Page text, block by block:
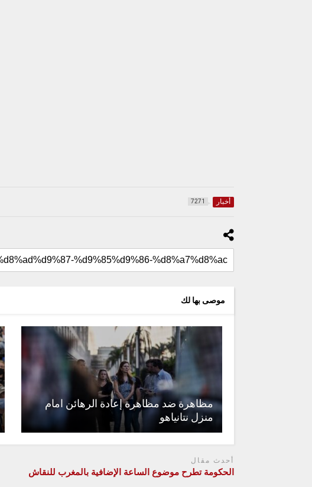
أخبار 7271
موصى بها لك
مظاهرة ضد مظاهرة إعادة الرهائن امام
منزل نتانياهو
أحدث مقال
الحكومة تطرح موضوع الساعة الإضافية بالمغرب للنقاش